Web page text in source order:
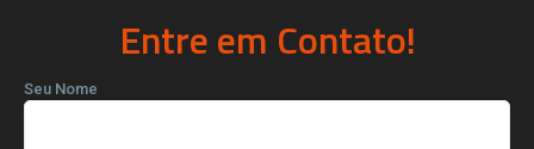
Entre em Contato!
Seu Nome